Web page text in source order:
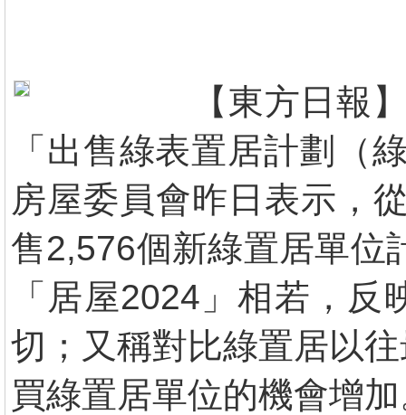
【東方日報
「出售綠表置居計劃（
房屋委員會昨日表示，
售2,576個新綠置居單位
「居屋2024」相若，
切；又稱對比綠置居以
買綠置居單位的機會增